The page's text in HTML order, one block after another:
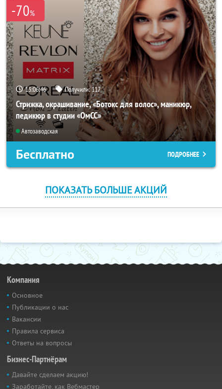
-70%
13:06:45 Получили:117
Стрижка, окрашивание, «Ботокс для волос», маникюр,
педикюр в студии «ОмСС»
Автозаводская
Бесплатно ПОДРОБНЕЕ
ПОКАЗАТЬ БОЛЬШЕ АКЦИЙ
Компания
Основное
Публикации о нас
Вакансии
Правила сервиса
Ответы на вопросы
Бизнес-Партнёрам
Давайте сделаем акцию!
Заработайте, как Вебмастер